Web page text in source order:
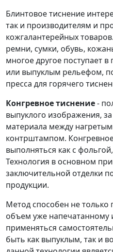
Блинтовое тиснение
так и производителям и
кожгалантерейных
ремни, сумки, обувь,
многое другое поступает
или выпуклым рельефом,
пресса для горячего
Конгревное тиснение-
выпуклого изображения,
материала между
контрштампом.
выполняться как с
Технология в основном
заключительной отделки
продукции.
Метод способен не только
объем уже
применяться
быть как выпуклым, так и